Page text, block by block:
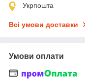
Укрпошта
Всі умови доставки
Умови оплати